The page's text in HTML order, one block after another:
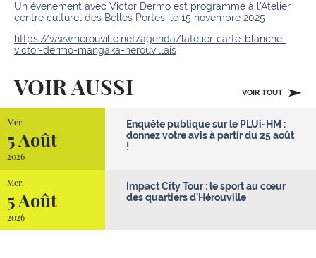
Un événement avec Victor Dermo est programmé à l'Atelier,
centre culturel des Belles Portes, le 15 novembre 2025 :
https://www.herouville.net/agenda/latelier-carte-blanche-
victor-dermo-mangaka-herouvillais
VOIR AUSSI VOIR TOUT
Mer.
5 Août
2026
Enquête publique sur le PLUi-HM :
donnez votre avis à partir du 25 août
!
Mer.
5 Août
2026
Impact City Tour : le sport au cœur
des quartiers d'Hérouville